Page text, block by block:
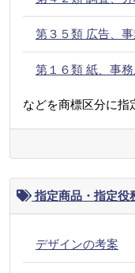
第３５類 広告、
第１６類 紙、事
などを商標区分に指
指定商品・指定役
デザインの考案